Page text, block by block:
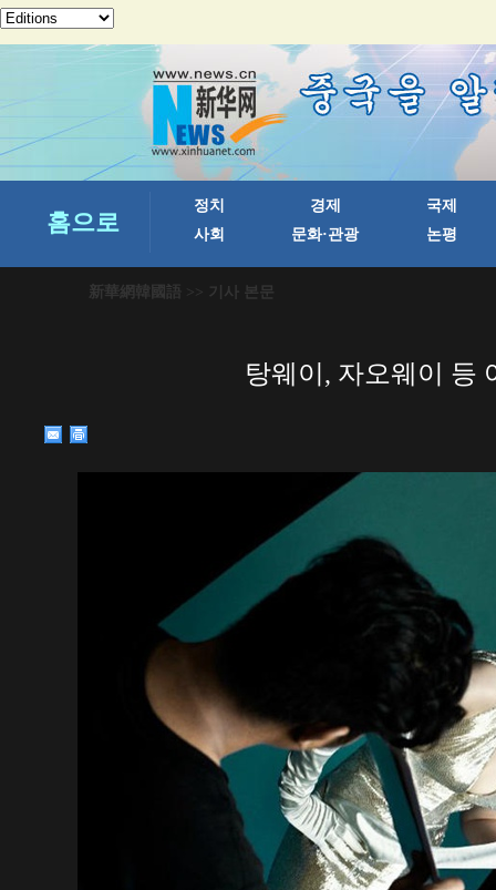
新華網韓國語 >> 기사 본문
탕웨이, 자오웨이 등